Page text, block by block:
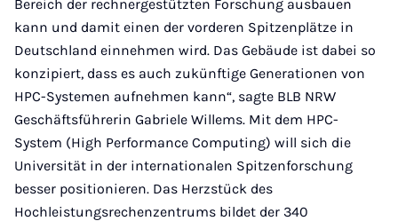
Bereich der rechnergestützten Forschung ausbauen
kann und damit einen der vorderen Spitzenplätze in
Deutschland einnehmen wird. Das Gebäude ist dabei so
konzipiert, dass es auch zukünftige Generationen von
HPC-Systemen aufnehmen kann“, sagte BLB NRW
Geschäftsführerin Gabriele Willems. Mit dem HPC-
System (High Performance Computing) will sich die
Universität in der internationalen Spitzenforschung
besser positionieren. Das Herzstück des
Hochleistungsrechenzentrums bildet der 340